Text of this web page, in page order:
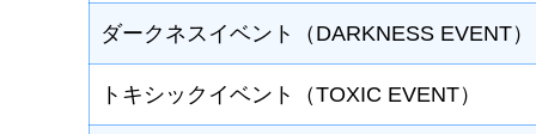
ダークネスイベント（DARKNESS EVENT）
トキシックイベント（TOXIC EVENT）